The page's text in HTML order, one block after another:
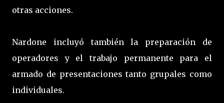
otras acciones.
Nardone incluyó también la preparación de
operadores y el trabajo permanente para el
armado de presentaciones tanto grupales como
individuales.